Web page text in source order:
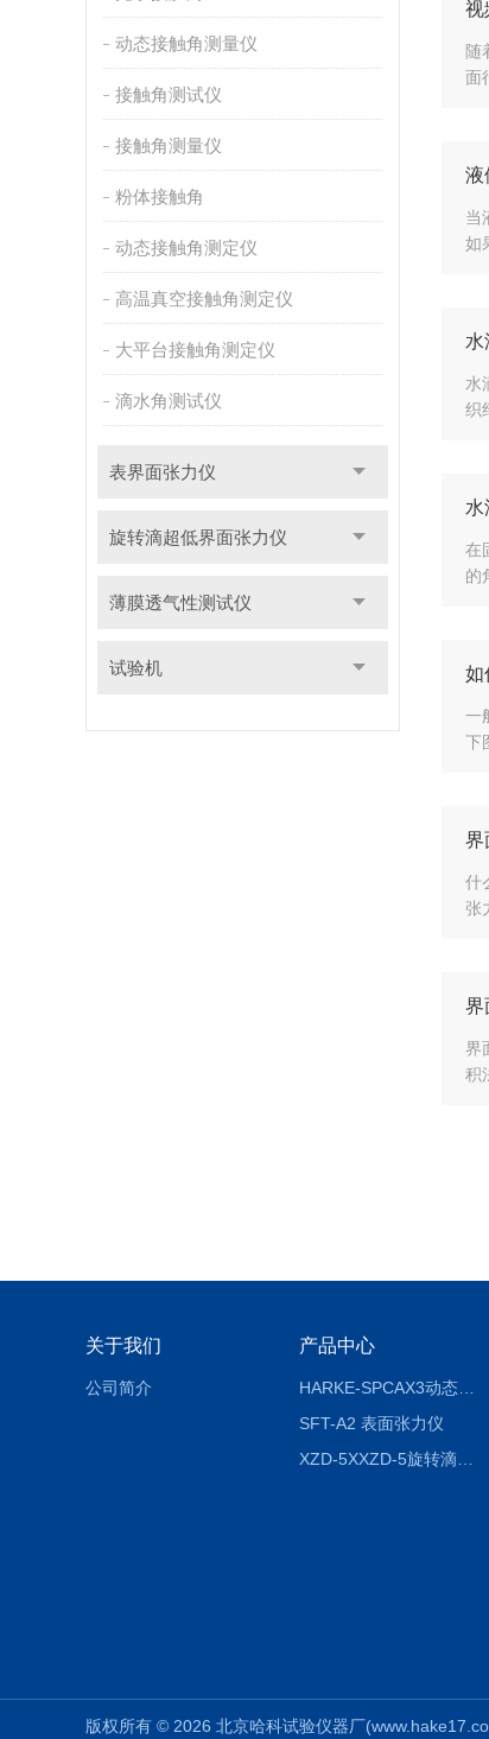
动态接触角测量仪
接触角测试仪
接触角测量仪
粉体接触角
动态接触角测定仪
高温真空接触角测定仪
大平台接触角测定仪
滴水角测试仪
表界面张力仪
旋转滴超低界面张力仪
薄膜透气性测试仪
试验机
视
随
面
液
当
如
水
水
织
水
在
的
如
一
下
界
什
张
界
界
积
关于我们
公司简介
产品中心
HARKE-SPCAX3动态接触角测定仪系列
SFT-A2 表面张力仪
XZD-5XXZD-5旋转滴超低界面张力仪
版权所有 © 2026 北京哈科试验仪器厂